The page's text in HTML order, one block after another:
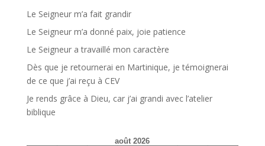
Le Seigneur m’a fait grandir
Le Seigneur m’a donné paix, joie patience
Le Seigneur a travaillé mon caractère
Dès que je retournerai en Martinique, je témoignerai
de ce que j’ai reçu à CEV
Je rends grâce à Dieu, car j’ai grandi avec l’atelier
biblique
août 2026